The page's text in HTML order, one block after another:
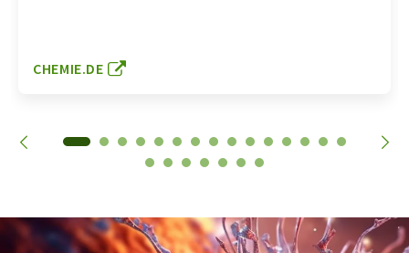
CHEMIE.DE